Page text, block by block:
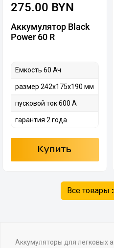
275.00 BYN
Аккумулятор Black
Power 60 R
Емкость 60 Ач
размер 242х175х190 мм
пусковой ток 600 А
гарантия 2 года.
Купить
Все товары
Аккумуляторы для легковых